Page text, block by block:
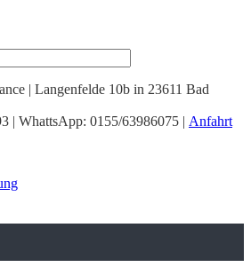
| Langenfelde 10b in 23611 Bad
| WhattsApp: 0155/63986075 | Anfahrt